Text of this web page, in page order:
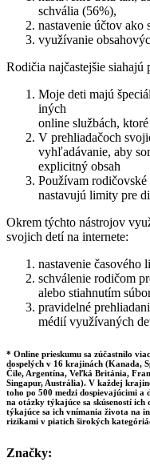
schvália (56%),
nastavenie účtov ako
využívanie
Rodičia najčastejšie siahajú
Moje deti majú
iných
online službách,
V prehliadačoch
vyhľadávanie, aby
explicitný obsah
Používam
nastavujú limity pre
Okrem týchto nástrojov
svojich detí na internete:
nastavenie časového
schválenie rodičom
alebo stiahnutím
pravidelné
médií využívaných
* Online prieskumu sa zúčastnilo
dospelých v 16 krajinách (Kanada,
Čile, Argentína, Veľká Británia,
Singapur, Austrália). V každej
toho po 500 medzi dospievajúcimi a
na otázky týkajúce sa skúseností
týkajúce sa ich vnímania života na
rizikami v piatich širokých
Značky: